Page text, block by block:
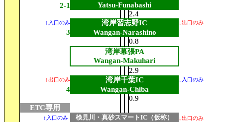
2-1
Yatsu-Funabashi
2.4
↑入口のみ 湾岸習志野IC ↓出口のみ
3
Wangan-Narashino
0.8
湾岸幕張PA
Wangan-Makuhari
2.9
↑出口のみ 湾岸千葉IC ↓入口のみ
4
Wangan-Chiba
0.9
ETC専用
↑入口のみ 検見川・真砂スマートIC（仮称） ↓出口のみ